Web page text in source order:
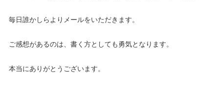
毎日誰かしらよりメールをいただきます。
ご感想があるのは、書く方としても勇気となります。
本当にありがとうございます。